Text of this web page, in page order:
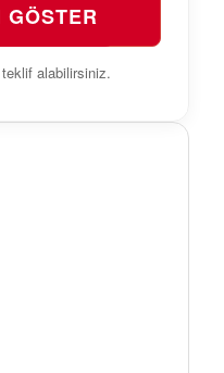
GÖSTER
alabilirsiniz.